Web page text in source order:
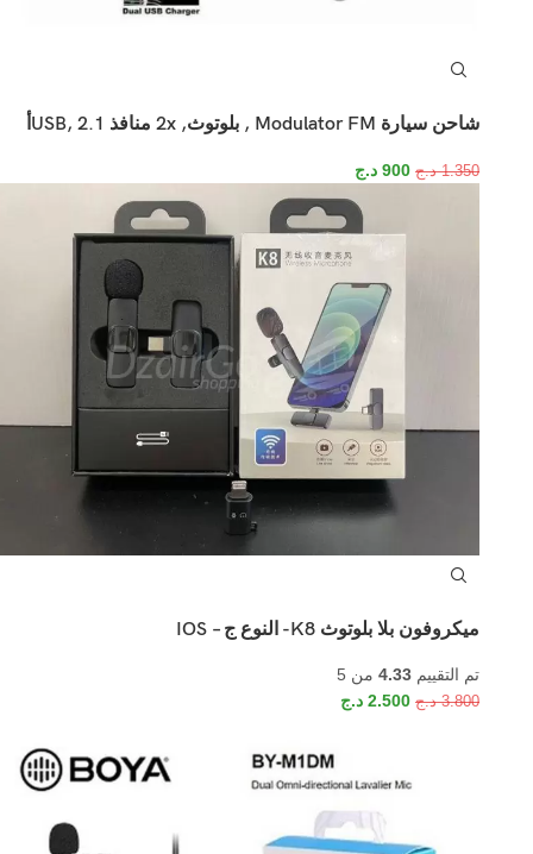
شاحن سيارة Modulator FM , بلوتوث, 2x منافذ USB, 2.1أ
1.350 د.ج 900 د.ج
ميكروفون بلا بلوتوث K8- النوع ج – IOS
تم التقييم 4.33من 5
3.800 د.ج 2.500 د.ج